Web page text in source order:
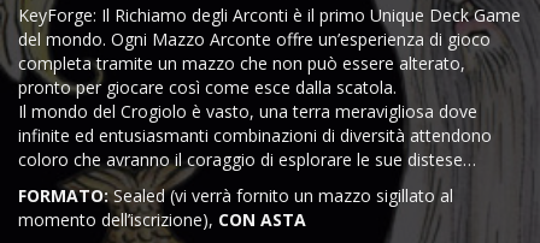
KeyForge: Il Richiamo degli Arconti è il primo Unique Deck Game
del mondo. Ogni Mazzo Arconte offre un’esperienza di gioco
completa tramite un mazzo che non può essere alterato,
pronto per giocare così come esce dalla scatola.
Il mondo del Crogiolo è vasto, una terra meravigliosa dove
infinite ed entusiasmanti combinazioni di diversità attendono
coloro che avranno il coraggio di esplorare le sue distese…
FORMATO:Sealed (vi verrà fornito un mazzo sigillato al
momento dell’iscrizione), CON ASTA